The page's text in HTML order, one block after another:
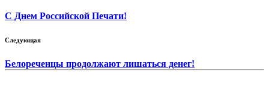
С Днем Российской Печати!
Следующая
Белореченцы продолжают лишаться денег!